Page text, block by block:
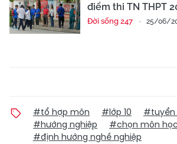
điểm thi TN THPT
Đời sống 247 25/06/
#tổ hợp môn #lớp 10
#tuyển
#hướng nghiệp
#chọn môn học
#định hướng nghề nghiệp